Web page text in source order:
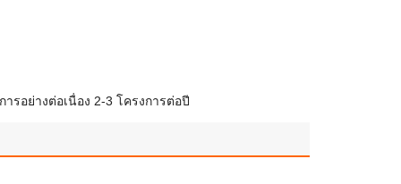
อย่างต่อเนื่อง 2-3 โครงการต่อปี